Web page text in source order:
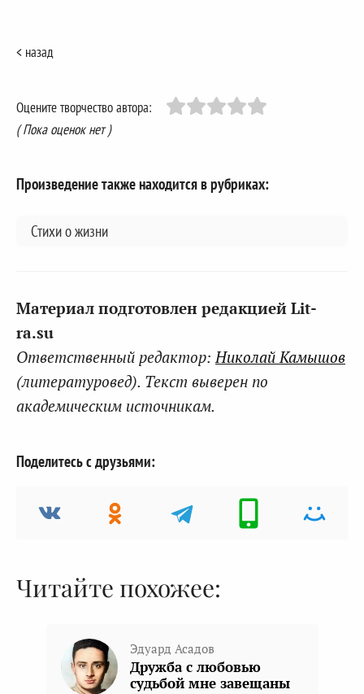
< назад
Оцените творчество автора:
( Пока оценок нет )
Произведение также находится в рубриках:
Стихи о жизни
Материал подготовлен редакцией Lit-
ra.su
Ответственный редактор:Николай Камышов
(литературовед). Текст выверен по
академическим источникам.
Поделитесь с друзьями:
Читайте похожее:
Эдуард Асадов
Дружба с любовью
судьбой мне завещаны